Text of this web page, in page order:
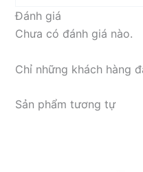
Đánh giá
Chưa có đánh giá nào.
Chỉ những khách hàng
Sản phẩm tương tự